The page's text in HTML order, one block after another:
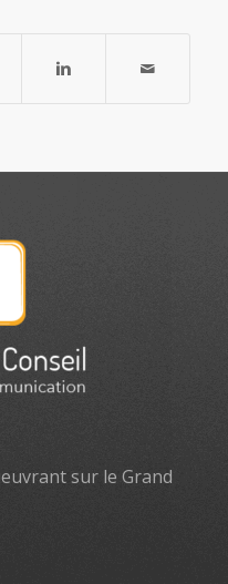
sur le Grand